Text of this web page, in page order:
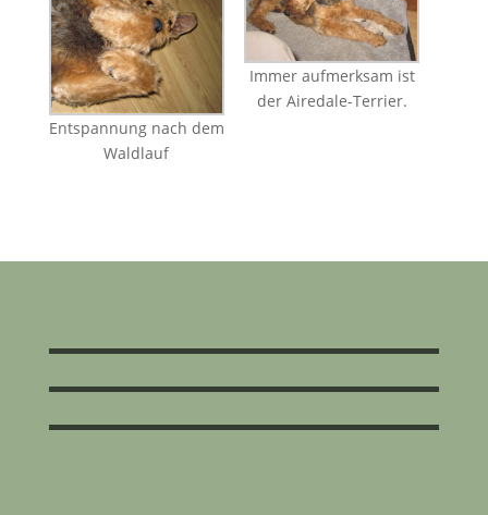
Entspannung nach dem
Waldlauf
Immer aufmerksam ist
der Airedale-Terrier.